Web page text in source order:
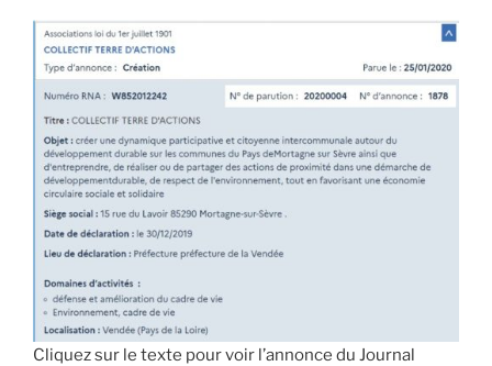
Cliquez sur le texte pour voir l’annonce du Journal